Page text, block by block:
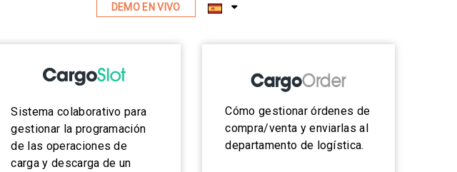
DEMO EN VIVO
Sistema colaborativo para
gestionar la programación
de las operaciones de
carga y descarga de un
Cómo gestionar órdenes de
compra/venta y enviarlas al
departamento de logística.